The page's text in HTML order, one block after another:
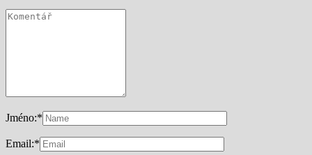
Jméno:*
Email:*